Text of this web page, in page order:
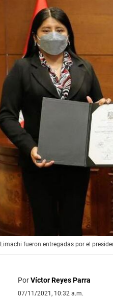
fueron entregadas por el
PorVíctor Reyes Parra
07/11/2021, 10:32 a.m.